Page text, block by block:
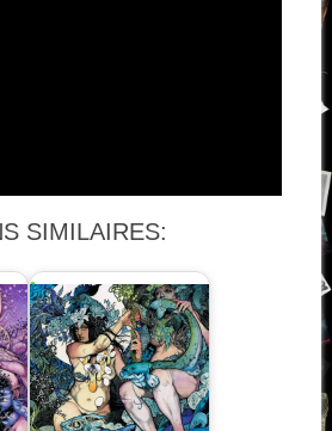
SIMILAIRES: